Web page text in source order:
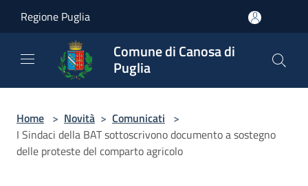
Regione Puglia
Comune di Canosa di
Puglia
Home > Novità > Comunicati >
I Sindaci della BAT sottoscrivono documento a sostegno
delle proteste del comparto agricolo